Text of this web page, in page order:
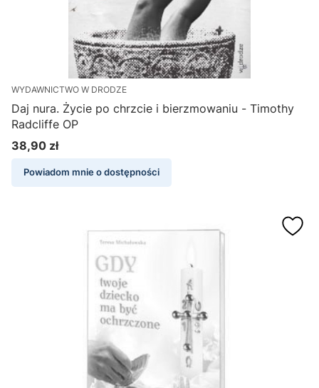
WYDAWNICTWO W DRODZE
Daj nura. Życie po chrzcie i bierzmowaniu - Timothy
Radcliffe OP
Cena
38,90 zł
Powiadom mnie o dostępności